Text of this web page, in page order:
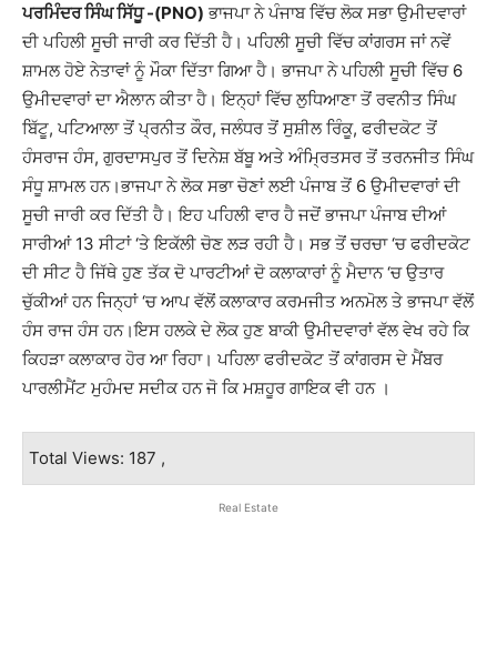
ਪਰਮਿੰਦਰ ਸਿੰਘ ਸਿੱਧੂ -(PNO) ਭਾਜਪਾ ਨੇ ਪੰਜਾਬ ਵਿੱਚ ਲੋਕ ਸਭਾ ਉਮੀਦਵਾਰਾਂ
ਦੀ ਪਹਿਲੀ ਸੂਚੀ ਜਾਰੀ ਕਰ ਦਿੱਤੀ ਹੈ। ਪਹਿਲੀ ਸੂਚੀ ਵਿੱਚ ਕਾਂਗਰਸ ਜਾਂ ਨਵੇਂ
ਸ਼ਾਮਲ ਹੋਏ ਨੇਤਾਵਾਂ ਨੂੰ ਮੌਕਾ ਦਿੱਤਾ ਗਿਆ ਹੈ। ਭਾਜਪਾ ਨੇ ਪਹਿਲੀ ਸੂਚੀ ਵਿੱਚ 6
ਉਮੀਦਵਾਰਾਂ ਦਾ ਐਲਾਨ ਕੀਤਾ ਹੈ। ਇਨ੍ਹਾਂ ਵਿੱਚ ਲੁਧਿਆਣਾ ਤੋਂ ਰਵਨੀਤ ਸਿੰਘ
ਬਿੱਟੂ, ਪਟਿਆਲਾ ਤੋਂ ਪ੍ਰਨੀਤ ਕੌਰ, ਜਲੰਧਰ ਤੋਂ ਸੁਸ਼ੀਲ ਰਿੰਕੂ, ਫਰੀਦਕੋਟ ਤੋਂ
ਹੰਸਰਾਜ ਹੰਸ, ਗੁਰਦਾਸਪੁਰ ਤੋਂ ਦਿਨੇਸ਼ ਬੱਬੂ ਅਤੇ ਅੰਮ੍ਰਿਤਸਰ ਤੋਂ ਤਰਨਜੀਤ ਸਿੰਘ
ਸੰਧੂ ਸ਼ਾਮਲ ਹਨ।ਭਾਜਪਾ ਨੇ ਲੋਕ ਸਭਾ ਚੋਣਾਂ ਲਈ ਪੰਜਾਬ ਤੋਂ 6 ਉਮੀਦਵਾਰਾਂ ਦੀ
ਸੂਚੀ ਜਾਰੀ ਕਰ ਦਿੱਤੀ ਹੈ। ਇਹ ਪਹਿਲੀ ਵਾਰ ਹੈ ਜਦੋਂ ਭਾਜਪਾ ਪੰਜਾਬ ਦੀਆਂ
ਸਾਰੀਆਂ 13 ਸੀਟਾਂ ‘ਤੇ ਇਕੱਲੀ ਚੋਣ ਲੜ ਰਹੀ ਹੈ। ਸਭ ਤੋਂ ਚਰਚਾ ‘ਚ ਫਰੀਦਕੋਟ
ਦੀ ਸੀਟ ਹੈ ਜਿੱਥੇ ਹੁਣ ਤੱਕ ਦੋ ਪਾਰਟੀਆਂ ਦੋ ਕਲਾਕਾਰਾਂ ਨੂੰ ਮੈਦਾਨ ‘ਚ ਉਤਾਰ
ਚੁੱਕੀਆਂ ਹਨ ਜਿਨ੍ਹਾਂ ‘ਚ ਆਪ ਵੱਲੋਂ ਕਲਾਕਾਰ ਕਰਮਜੀਤ ਅਨਮੋਲ ਤੇ ਭਾਜਪਾ ਵੱਲੋਂ
ਹੰਸ ਰਾਜ ਹੰਸ ਹਨ।ਇਸ ਹਲਕੇ ਦੇ ਲੋਕ ਹੁਣ ਬਾਕੀ ਉਮੀਦਵਾਰਾਂ ਵੱਲ ਵੇਖ ਰਹੇ ਕਿ
ਕਿਹੜਾ ਕਲਾਕਾਰ ਹੋਰ ਆ ਰਿਹਾ। ਪਹਿਲਾ ਫਰੀਦਕੋਟ ਤੋਂ ਕਾਂਗਰਸ ਦੇ ਮੈਂਬਰ
ਪਾਰਲੀਮੈਂਟ ਮੁਹੰਮਦ ਸਦੀਕ ਹਨ ਜੋ ਕਿ ਮਸ਼ਹੂਰ ਗਾਇਕ ਵੀ ਹਨ ।
Total Views: 187 ,
Real Estate